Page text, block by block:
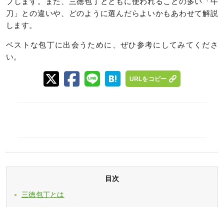
刀」との違いや、どのように選んだらよいかもあわせて解説
します。
ベストな包丁に出会うために、ぜひ参考にしてみてくださ
い。
URLをコピー
目次
三徳包丁とは